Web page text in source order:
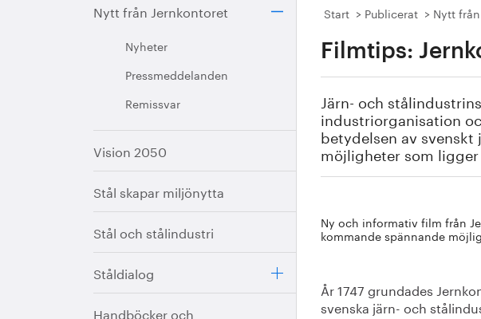
Nytt från Jernkontoret
Nyheter
Pressmeddelanden
Remissvar
Vision 2050
Stål skapar miljönytta
Stål och stålindustri
Ståldialog
Handböcker och
Start Publicerat Nytt
Filmtips:
Järn- och
industriorganisation
betydelsen av
möjligheter som ligger
Ny och informativ film från
kommande spännande
År 1747 grundades
svenska järn- och